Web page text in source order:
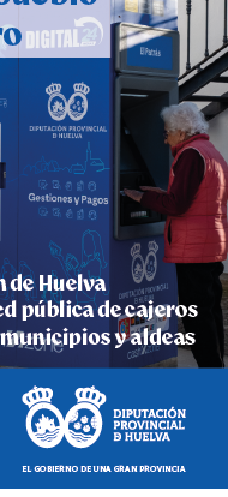
DE LAS FIESTAS